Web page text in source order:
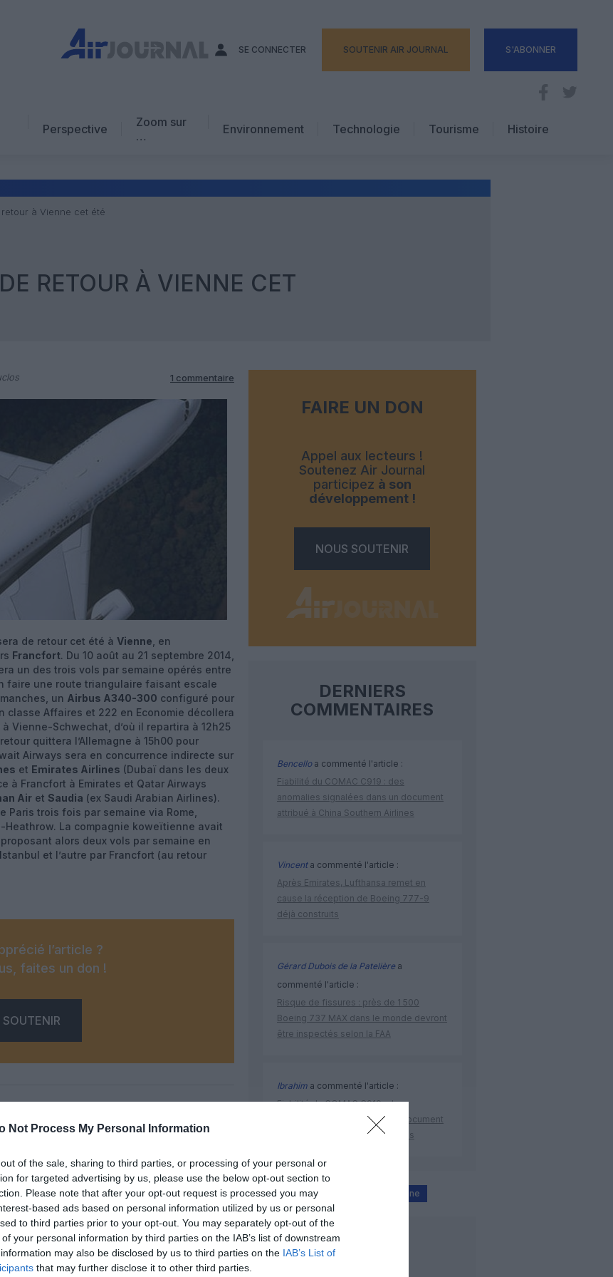
Not Process My Personal Information
of the sale, sharing to third parties, or processing of your personal or
for targeted advertising by us, please use the below opt-out section to
Please note that after your opt-out request is processed you may
based ads based on personal information utilized by us or personal
to third parties prior to your opt-out. You may separately opt-out of the
your personal information by third parties on the IAB’s list of downstream
may also be disclosed by us to third parties on the IAB’s List of
that may further disclose it to other third parties.
SE CONNECTER SOUTENIR AIR JOURNAL S'ABONNER
Perspective
Zoom sur
…
Environnement Technologie
Tourisme
Hôtellerie
Histoire
à Vienne cet été
RETOUR À VIENNE CET
1 commentaire
de retour cet été à Vienne , en
Francfort. Du 10 août au 21 septembre 2014,
un des trois vols par semaine opérés entre
faire une route triangulaire faisant escale
un Airbus A340-300 configuré pour
classe Affaires et 222 en Economie décollera
Vienne-Schwechat, d’où il repartira à 12h25
quittera l’Allemagne à 15h00 pour
Airways sera en concurrence indirecte sur
et Emirates Airlines (Dubaï dans les deux
à Francfort à Emirates et Qatar Airways
Air et Saudia (ex Saudi Arabian Airlines).
Paris trois fois par semaine via Rome,
La compagnie koweïtienne avait
alors deux vols par semaine en
et l’autre par Francfort (au retour
l’article ?
faites un don !
22 mai 2014 - 23 h 30 min
RÉPONDRE
FAIRE UN DON
Appel aux lecteurs !
Soutenez Air Journal
participez à son
développement !
NOUS SOUTENIR
DERNIERS
COMMENTAIRES
Bencelloa commenté l'article :
Fiabilité du COMAC C919 : des
anomalies signalées dans un document
attribué à China Southern Airlines
Vincenta commenté l'article :
Après Emirates, Lufthansa remet en
cause la réception de Boeing 777-9
déjà construits
Gérard Dubois de la Patelièrea
commenté l'article :
Risque de fissures : près de 1 500
Boeing 737 MAX dans le monde devront
être inspectés selon la FAA
Ibrahim a commenté l'article :
Fiabilité du COMAC C919 : des
anomalies signalées dans un document
attribué à China Southern Airlines
Koweït Kuwait Airways Vienne
LIRE AUSSI